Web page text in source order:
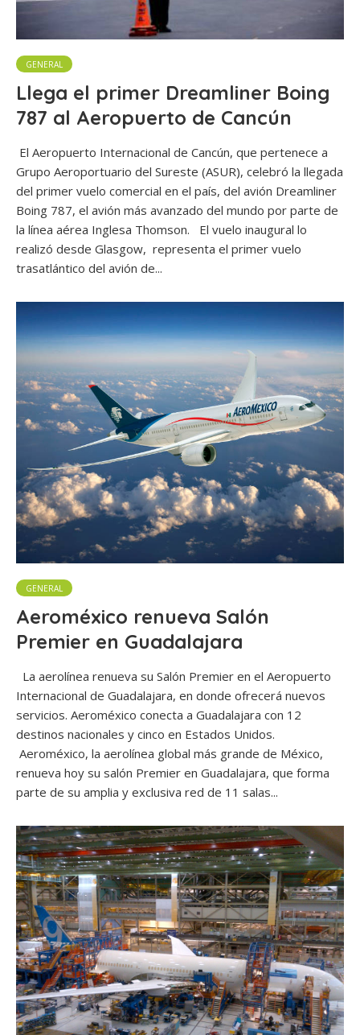
GENERAL
Llega el primer Dreamliner Boing
787 al Aeropuerto de Cancún
El Aeropuerto Internacional de Cancún, que pertenece a
Grupo Aeroportuario del Sureste (ASUR), celebró la llegada
del primer vuelo comercial en el país, del avión Dreamliner
Boing 787, el avión más avanzado del mundo por parte de
la línea aérea Inglesa Thomson. El vuelo inaugural lo
realizó desde Glasgow, representa el primer vuelo
trasatlántico del avión de...
GENERAL
Aeroméxico renueva Salón
Premier en Guadalajar​a
La aerolínea renueva su Salón Premier en el Aeropuerto
Internacional de Guadalajara, en donde ofrecerá nuevos
servicios. Aeroméxico conecta a Guadalajara con 12
destinos nacionales y cinco en Estados Unidos.
Aeroméxico, la aerolínea global más grande de México,
renueva hoy su salón Premier en Guadalajara, que forma
parte de su amplia y exclusiva red de 11 salas...